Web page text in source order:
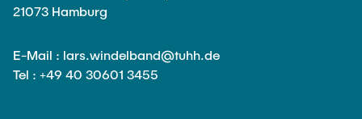
21073 Hamburg
E-Mail : lars.windelband@tuhh.de
Tel : +49 40 30601 3455